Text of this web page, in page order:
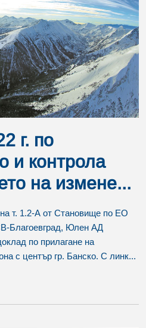
г. по
и контрола
на измене...
т. 1.2-А от Становище по ЕО
Юлен АД
по прилагане на
с център гр. Банско. С линк...